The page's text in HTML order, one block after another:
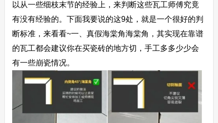
以从一些细枝末节的经验上，来判断这些瓦工师傅究竟
有没有经验的。下面我要说的这9处，就是一个很好的判
断标准，来看看~一、真假海棠角海棠角，其实现在靠谱
的瓦工都会建议你在买瓷砖的地方切，手工多多少少会
有一些崩瓷情况。